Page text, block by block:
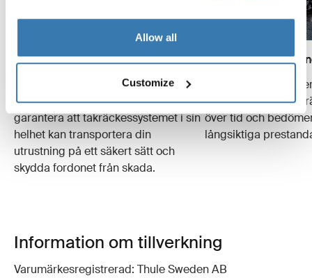
Allow all
Customize
Krocktester
Vi utför många krocktester med olika
hastigheter och vikter för att
garantera att takräckessystemet i sin
helhet kan transportera din
utrustning på ett säkert sätt och
skydda fordonet från skada.
Specialiserade
för att utvärdera
över tid och
långsiktiga
Information om tillverkning
Varumärkesregistrerad: Thule Sweden AB